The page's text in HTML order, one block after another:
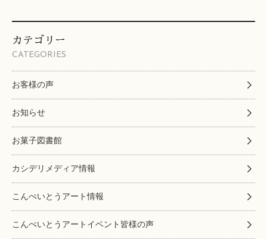
カテゴリー
CATEGORIES
お客様の声
お知らせ
お菓子図書館
カシデリメディア情報
こんぺいとうアート情報
こんぺいとうアートイベント皆様の声